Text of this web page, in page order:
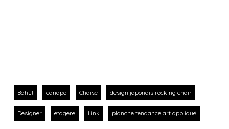
Bahut canape Chaise design japonais rocking chair
Designer etagere Link planche tendance art appliqué